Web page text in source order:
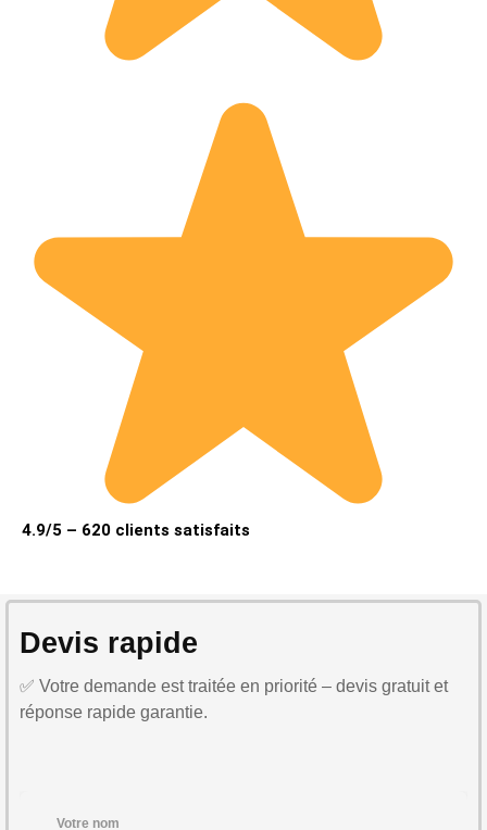
4.9/5 – 620 clients satisfaits
Devis rapide
✅ Votre demande est traitée en priorité – devis gratuit et
réponse rapide garantie.
Votre nom